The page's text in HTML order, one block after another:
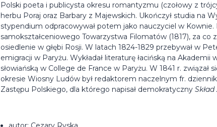
Polski poeta i publicysta okresu romantyzmu (czołowy z
herbu Poraj oraz Barbary z Majewskich. Ukończył studia na
stypendium odpracowywał potem jako nauczyciel w Kownie.
samokształceniowego Towarzystwa Filomatów (1817), za co
osiedlenie w głębi Rosji. W latach 1824-1829 przebywał w
emigracji w Paryżu. Wykładał literaturę łacińską na Akademii
słowiańską w College de France w Paryżu. W 1841 r.
okresie Wiosny Ludów był redaktorem naczelnym fr.
Zastępu Polskiego, dla którego napisał demokratyczny